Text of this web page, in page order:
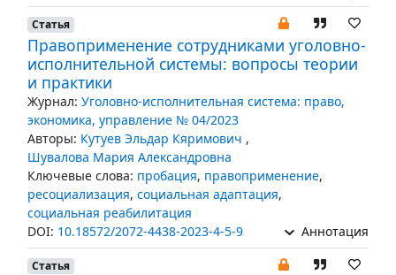
Статья
Правоприменение сотрудниками уголовно-
исполнительной системы: вопросы теории
и практики
Журнал: Уголовно-исполнительная система: право,
экономика, управление № 04/2023
Авторы: Кутуев Эльдар Кяримович ,
Шувалова Мария Александровна
Ключевые слова: пробация, правоприменение,
ресоциализация, социальная адаптация,
социальная реабилитация
DOI: 10.18572/2072-4438-2023-4-5-9 Аннотация
Статья